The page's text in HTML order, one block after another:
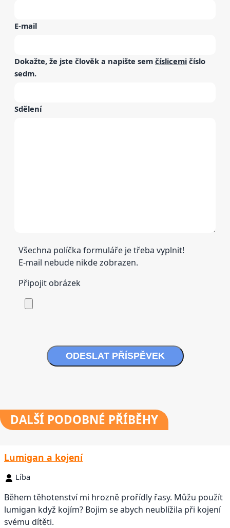
E-mail
Dokažte, že jste člověk a napište sem číslicemi číslo
sedm.
Sdělení
Všechna políčka formuláře je třeba vyplnit!
E-mail nebude nikde zobrazen.
Připojit obrázek
ODESLAT PŘÍSPĚVEK
DALŠÍ PODOBNÉ PŘÍBĚHY
Lumigan a kojení
Líba
Během těhotenství mi hrozně prořídly řasy. Můžu použít
lumigan když kojím? Bojim se abych neublížila při kojení
svému dítěti.